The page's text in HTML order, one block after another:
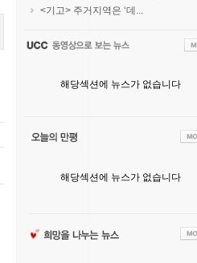
<기고> 주거지역은 ‘데...
해당섹션에 뉴스가 없습니다
해당섹션에 뉴스가 없습니다